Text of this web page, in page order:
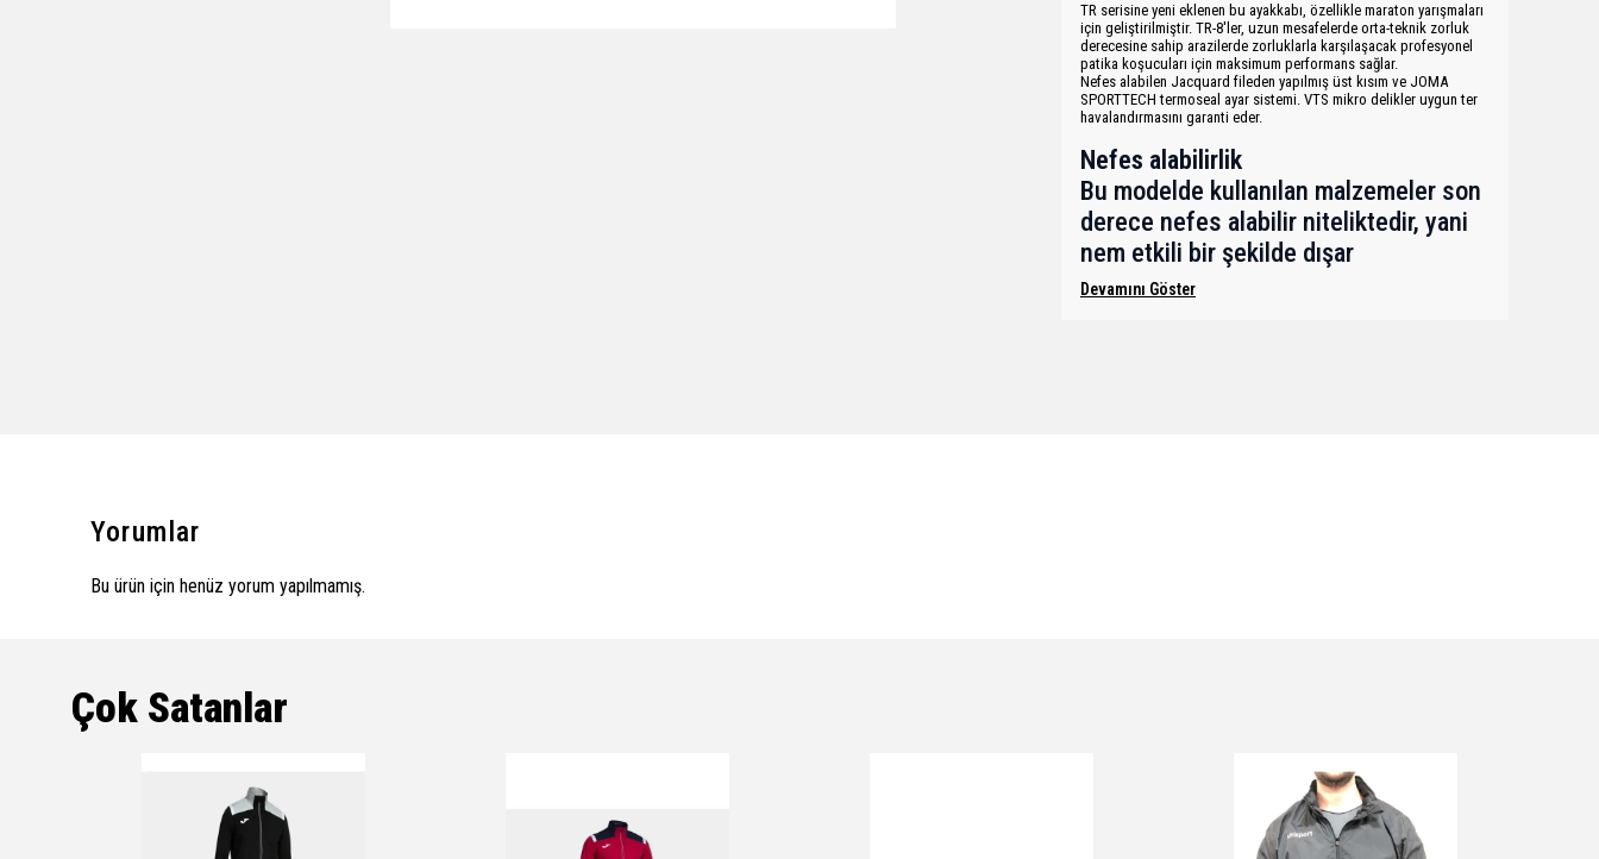
TR serisine yeni eklenen bu ayakkabı, özellikle maraton yarışmaları
için geliştirilmiştir. TR-8'ler, uzun mesafelerde orta-teknik zorluk
derecesine sahip arazilerde zorluklarla karşılaşacak profesyonel
patika koşucuları için maksimum performans sağlar.
Nefes alabilen Jacquard fileden yapılmış üst kısım ve JOMA
SPORTTECH termoseal ayar sistemi. VTS mikro delikler uygun ter
havalandırmasını garanti eder.
Nefes alabilirlik
Bu modelde kullanılan malzemeler son
derece nefes alabilir niteliktedir, yani
nem etkili bir şekilde dışar
Devamını Göster
Yorumlar
Bu ürün için henüz yorum yapılmamış.
Çok Satanlar